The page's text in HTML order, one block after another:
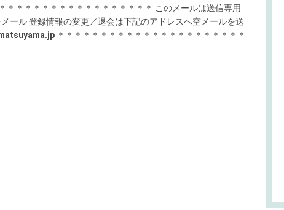
＊＊＊＊＊＊＊＊＊＊＊＊＊＊＊＊＊ このメールは送信専用
ール 登録情報の変更／退会は下記のアドレスへ空メールを送
＊＊＊＊＊＊＊＊＊＊＊＊＊＊＊＊＊＊＊＊＊＊